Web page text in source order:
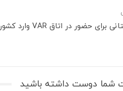
داور تاجیکستانی برای حضور در اتاق VAR وارد کشور
شما دوست داشته باشید